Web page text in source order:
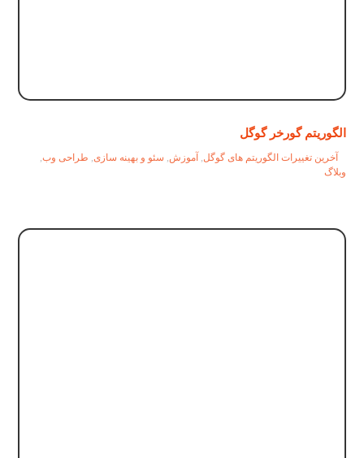
الگوریتم گورخر گوگل
آخرین تغییرات الگوریتم های گوگل, آموزش, سئو و بهینه سازی, طراحی وب,
وبلاگ